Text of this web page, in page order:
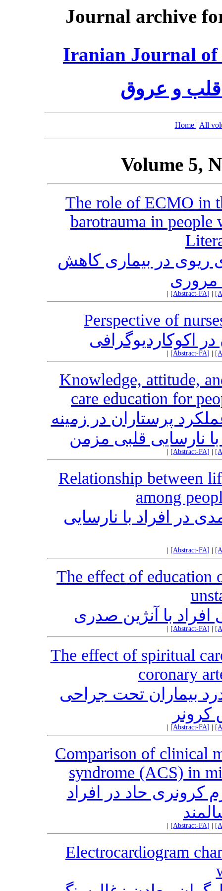
Journal archive
Iranian Journal of
قلب و عروق
Home | All
Volume 5,
The role of ECMO in
barotrauma in people
ریوی در بیماری کاهش
مروری
[Abstract-FA]
Perspective of
اکوکاردیوگرافی
[Abstract-FA]
Knowledge, attitude,
care education for
پرستاران در زمینه
نارسایی قلبی مزمن
[Abstract-FA]
Relationship between
among
در افراد با نارسایی
[Abstract-FA]
The effect of
افراد با آنژین صدری
[Abstract-FA]
The effect of spiritual
coronary
بیماران تحت جراحی
[Abstract-FA]
Comparison of clinical
syndrome (ACS) in
کرونری حاد در افراد
[Abstract-FA]
Electrocardiogram